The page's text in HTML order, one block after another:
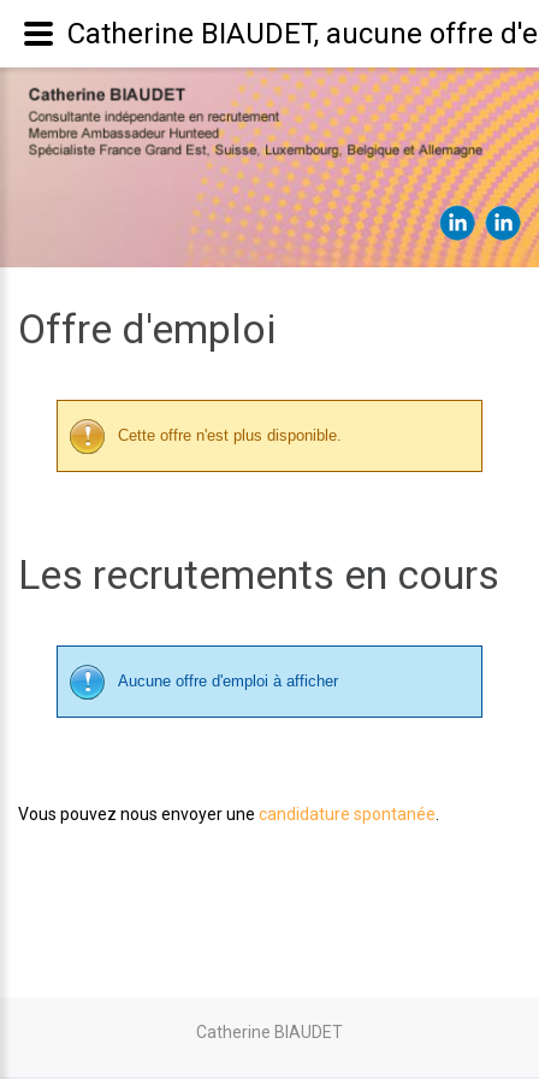
Offre d'emploi
Cette offre n'est plus disponible.
Les recrutements en cours
Aucune offre d'emploi à afficher
Vous pouvez nous envoyer une candidature spontanée
Catherine BIAUDET
Catherine BIAUDET, aucune offre